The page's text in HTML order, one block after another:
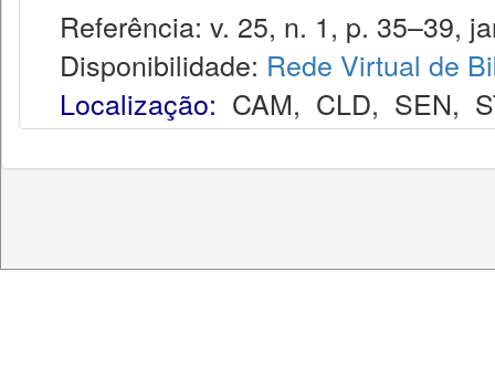
Referência: v. 25, n. 1, p. 35–39,
Disponibilidade: Rede Virtual de
Localização: CAM, CLD, SEN,